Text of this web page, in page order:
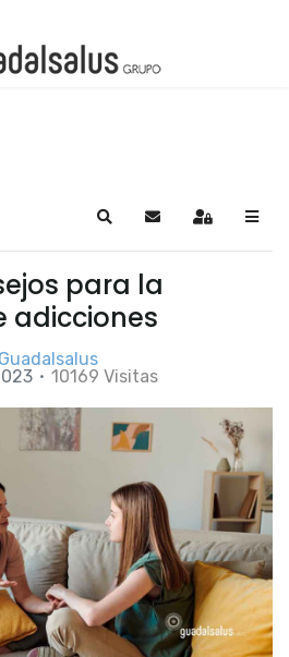
SearchSuscribirse a las
Sign In
para la
adicciones
Guadalsalus
10169 Visitas